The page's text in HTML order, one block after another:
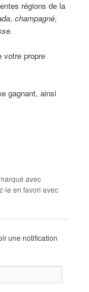
régions de la
, champagné,
votre propre
gagnant, ainsi
avec
le en favori avec
une notification